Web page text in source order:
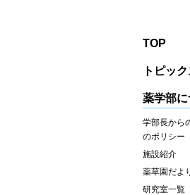
TOP
トピッ
薬学部
学部長から
のポリシー
施設紹介
薬草園だよ
研究室一覧